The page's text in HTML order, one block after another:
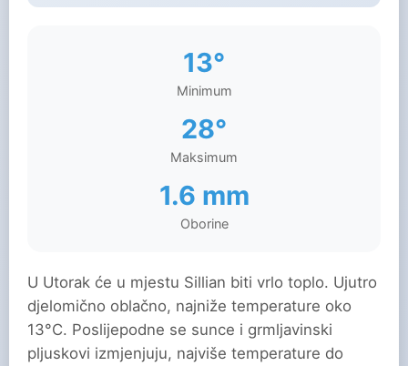
13°
Minimum
28°
Maksimum
1.6 mm
Oborine
U Utorak će u mjestu Sillian biti vrlo toplo. Ujutro
djelomično oblačno, najniže temperature oko
13°C. Poslijepodne se sunce i grmljavinski
pljuskovi izmjenjuju, najviše temperature do